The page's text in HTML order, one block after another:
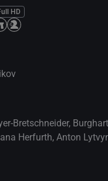
HD
Bretschneider,
Herfurth, Anton